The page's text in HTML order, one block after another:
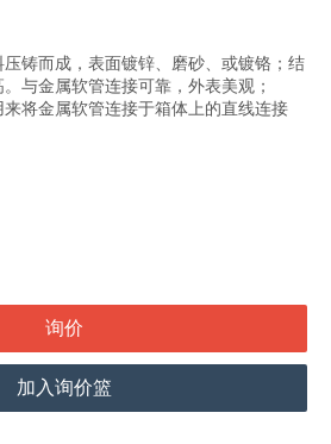
铸而成，表面镀锌、磨砂、或镀铬；结
与金属软管连接可靠，外表美观；
将金属软管连接于箱体上的直线连接
询价
加入询价篮